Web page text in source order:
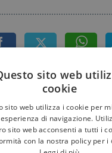
sito web
cookie
sito web utilizza i cookie per
di navigazione.
sito web acconsenti a tutti i
con la nostra policy per i